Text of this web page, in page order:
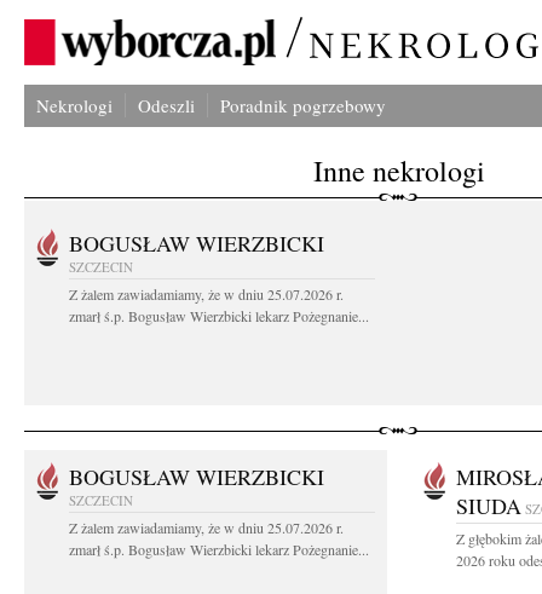
Nekrologi Odeszli Poradnik pogrzebowy
Inne nekrologi
BOGUSŁAW WIERZBICKI
SZCZECIN
Z żalem zawiadamiamy, że w dniu 25.07.2026 r.
zmarł ś.p. Bogusław Wierzbicki lekarz Pożegnanie...
BOGUSŁAW WIERZBICKI
SZCZECIN
Z żalem zawiadamiamy, że w dniu 25.07.2026 r.
zmarł ś.p. Bogusław Wierzbicki lekarz Pożegnanie...
SIUDA
Z głębokim
2026 roku